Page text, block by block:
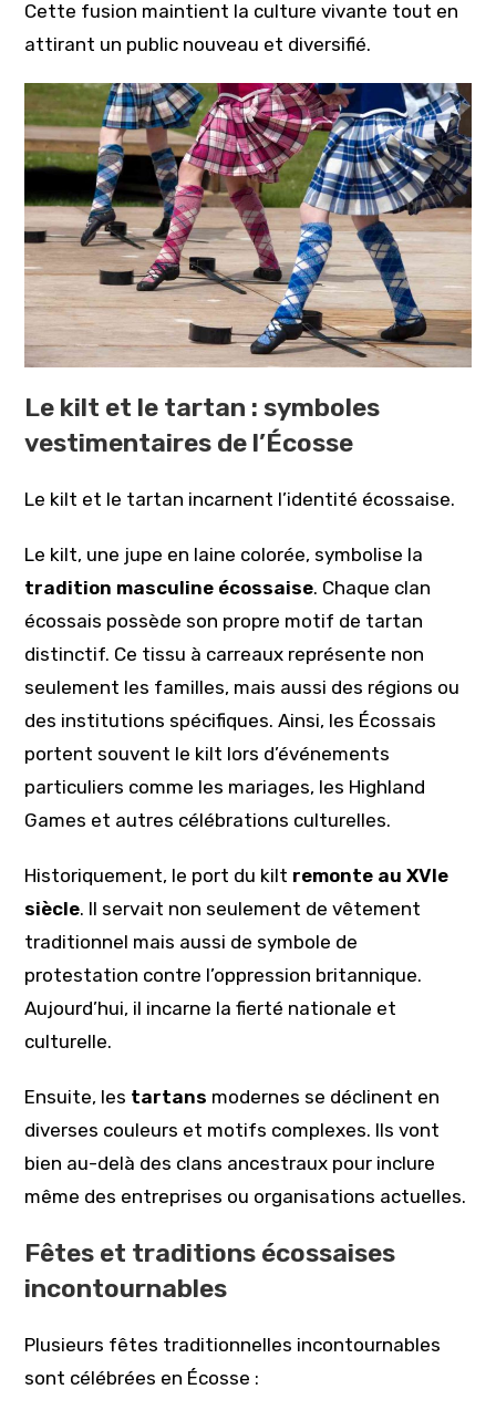
Cette fusion maintient la culture vivante tout en
attirant un public nouveau et diversifié.
Le kilt et le tartan : symboles
vestimentaires de l’Écosse
Le kilt et le tartan incarnent l’identité écossaise.
Le kilt, une jupe en laine colorée, symbolise la
tradition masculine écossaise. Chaque clan
écossais possède son propre motif de tartan
distinctif. Ce tissu à carreaux représente non
seulement les familles, mais aussi des régions ou
des institutions spécifiques. Ainsi, les Écossais
portent souvent le kilt lors d’événements
particuliers comme les mariages, les Highland
Games et autres célébrations culturelles.
Historiquement, le port du kilt remonte au XVIe
siècle. Il servait non seulement de vêtement
traditionnel mais aussi de symbole de
protestation contre l’oppression britannique.
Aujourd’hui, il incarne la fierté nationale et
culturelle.
Ensuite, les tartans modernes se déclinent en
diverses couleurs et motifs complexes. Ils vont
bien au-delà des clans ancestraux pour inclure
même des entreprises ou organisations actuelles.
Fêtes et traditions écossaises
incontournables
Plusieurs fêtes traditionnelles incontournables
sont célébrées en Écosse :